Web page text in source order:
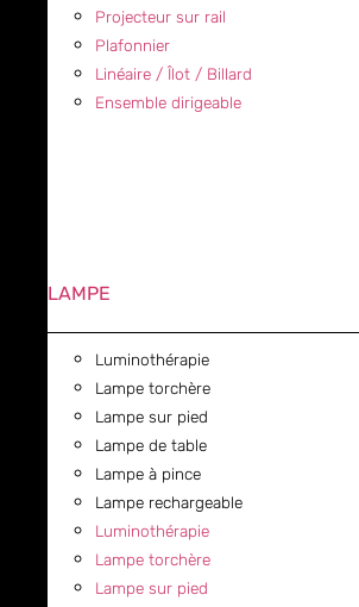
Projecteur sur rail
Plafonnier
Linéaire / Îlot / Billard
Ensemble dirigeable
LAMPE
Luminothérapie
Lampe torchère
Lampe sur pied
Lampe de table
Lampe à pince
Lampe rechargeable
Luminothérapie
Lampe torchère
Lampe sur pied